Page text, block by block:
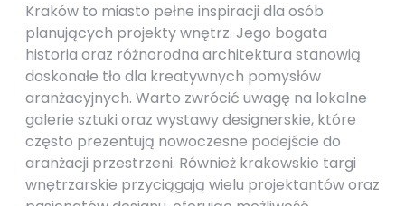
Kraków to miasto pełne inspiracji dla osób
planujących projekty wnętrz. Jego bogata
historia oraz różnorodna architektura stanowią
doskonałe tło dla kreatywnych pomysłów
aranżacyjnych. Warto zwrócić uwagę na lokalne
galerie sztuki oraz wystawy designerskie, które
często prezentują nowoczesne podejście do
aranżacji przestrzeni. Również krakowskie targi
wnętrzarskie przyciągają wielu projektantów oraz